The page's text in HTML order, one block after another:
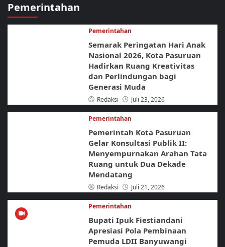
Pemerintahan
Pemerintahan
Semarak Peringatan Hari Anak
Nasional 2026, Kota Pasuruan
Hadirkan Ruang Kreativitas
dan Perlindungan bagi
Generasi Muda
Redaksi Juli 23, 2026
Pemerintahan
Pemerintah Kota Pasuruan
Gelar Konsultasi Publik II:
Menyempurnakan Arahan Tata
Ruang untuk Dua Dekade
Mendatang
Redaksi Juli 21, 2026
Pemerintahan
Bupati Ipuk Fiestiandani
Apresiasi Pola Pembinaan
Pemuda LDII Banyuwangi